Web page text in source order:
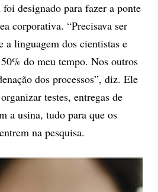
designado para fazer a ponte
corporativa. “Precisava ser
a linguagem dos cientistas e
do meu tempo. Nos outros
dos processos”, diz. Ele
testes, entregas de
a usina, tudo para que os
na pesquisa.